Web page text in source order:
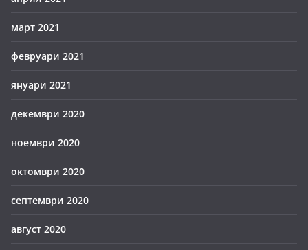
март 2021
февруари 2021
януари 2021
декември 2020
ноември 2020
октомври 2020
септември 2020
август 2020